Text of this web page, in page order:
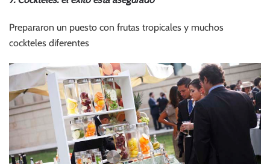
Prepararon un puesto con frutas tropicales y muchos
cockteles diferentes